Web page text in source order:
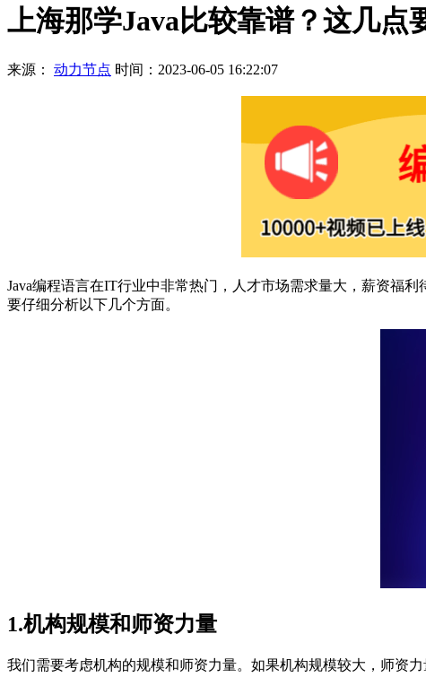
上海那学Java比较靠谱？这几点
来源： 动力节点 时间：2023-06-05 16:22:07
Java编程语言在IT行业中非常热门，人才市场需求量大，薪资福
要仔细分析以下几个方面。
1.机构规模和师资力量
我们需要考虑机构的规模和师资力量。如果机构规模较大，师资